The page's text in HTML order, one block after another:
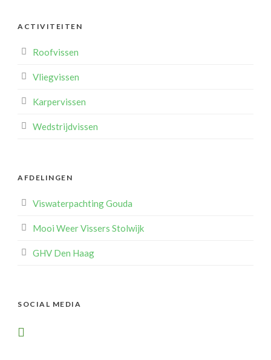
ACTIVITEITEN
Roofvissen
Vliegvissen
Karpervissen
Wedstrijdvissen
AFDELINGEN
Viswaterpachting Gouda
Mooi Weer Vissers Stolwijk
GHV Den Haag
SOCIAL MEDIA